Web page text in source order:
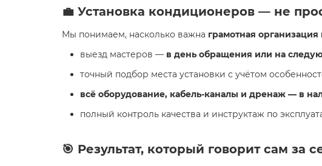
💼 Установка кондиционеров — не
Мы понимаем, насколько важна грамотная организация
выезд мастеров — в день обращения или на
точный подбор места установки с учётом
всё оборудование, кабель-каналы и дренаж — в
полный контроль качества и инструктаж по
🎯 Результат, который говорит сам за